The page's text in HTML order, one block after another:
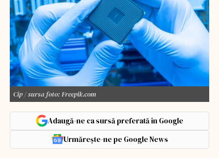
Cip / sursa foto: Freepik.com
Adaugă-ne ca sursă preferată în Google
Urmărește-ne pe Google News